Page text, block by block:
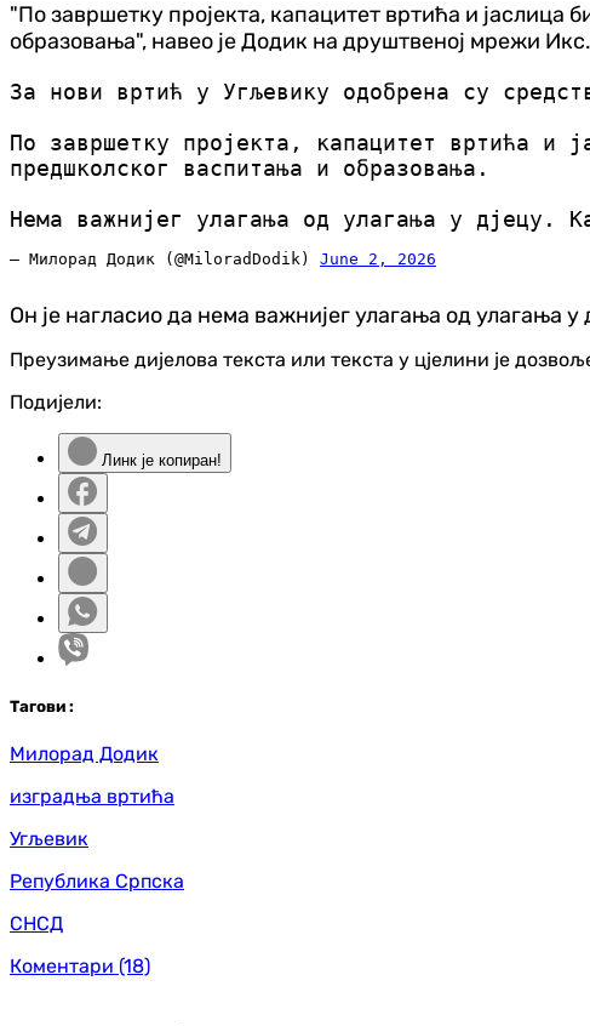
"По завршетку пројекта, капацитет вртића и јаслица
образовања", навео је Додик на друштвеној мрежи Икс.
За нови вртић у Угљевику одобрена су
По завршетку пројекта, капацитет вртића и
предшколског васпитања и образовања.
Нема важнијег улагања од улагања у дјецу.
— Милорад Додик (@MiloradDodik) June 2, 2026
Он је нагласио да нема важнијег улагања од улагања у
Преузимање дијелова текста или текста у цјелини је
Подијели:
Линк је копиран!
Тагови :
Милорад Додик
изградња вртића
Угљевик
Република Српска
СНСД
Коментари (18)